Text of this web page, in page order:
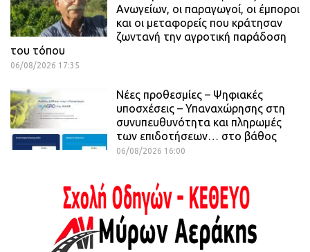
Ανωγείων, οι παραγωγοί, οι έμποροι
και οι μεταφορείς που κράτησαν
ζωντανή την αγροτική παράδοση
του τόπου
06/08/2026 17:35
Νέες προθεσμίες – Ψηφιακές
υποσχέσεις – Υπαναχώρησης στη
συνυπευθυνότητα και πληρωμές
των επιδοτήσεων… στο βάθος
06/08/2026 16:00